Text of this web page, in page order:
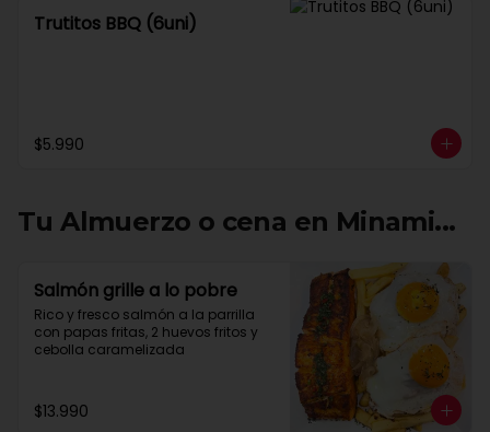
Trutitos BBQ (6uni)
$5.990
Tu Almuerzo o cena en Minami...
Salmón grille a lo pobre
Rico y fresco salmón a la parrilla
con papas fritas, 2 huevos fritos y
cebolla caramelizada
$13.990